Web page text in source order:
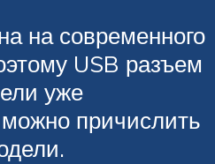
на современного
USB разъем
уже
можно причислить